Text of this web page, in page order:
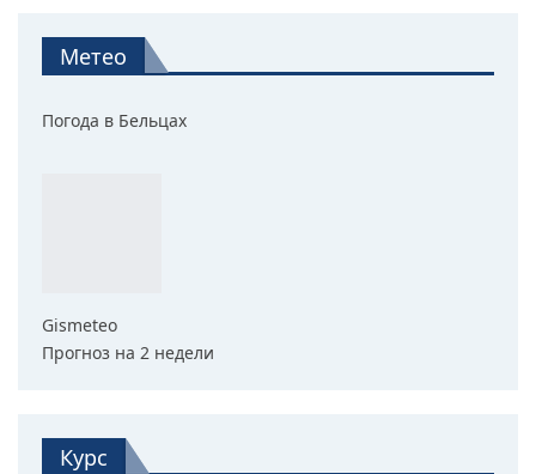
Метео
Погода в Бельцах
Gismeteo
Прогноз на 2 недели
Курс